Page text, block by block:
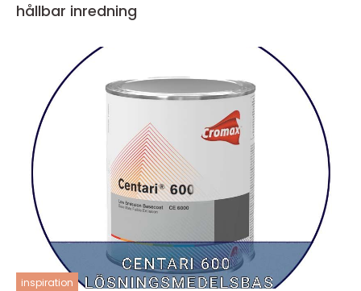
hållbar inredning
inspiration